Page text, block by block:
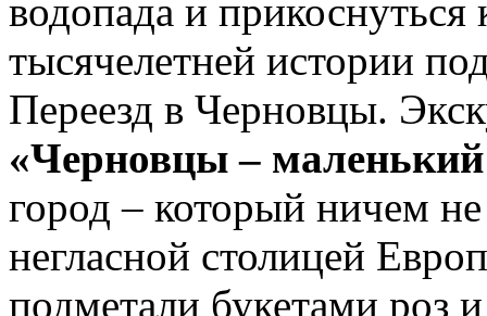
водопада и
тысячелетней истории
Переезд в Черновцы.
«Черновцы –
город – который ничем
негласной столицей
подметали букетами роз